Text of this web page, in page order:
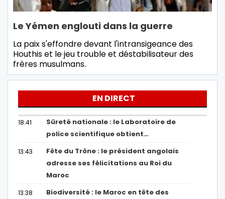
Le Yémen englouti dans la guerre
La paix s'effondre devant l'intransigeance des
Houthis et le jeu trouble et déstabilisateur des
frères musulmans.
EN DIRECT
18:41
Sûreté nationale : le Laboratoire de
police scientifique obtient…
13:43
Fête du Trône : le président angolais
adresse ses félicitations au Roi du
Maroc
13:38
Biodiversité : le Maroc en tête des